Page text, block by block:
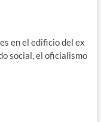
en el edificio del ex
social, el oficialismo